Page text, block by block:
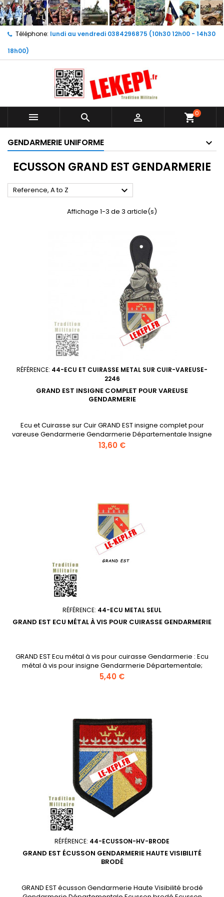
Téléphone: lundi au vendredi 0384296875 (10h30 12h00 - 14h30
18h00)
   shopping_cart0
GENDARMERIE UNIFORME
ECUSSON GRAND EST GENDARMERIE
Reference, A to Z 
Affichage 1-3 de 3 article(s)
RÉFÉRENCE: 44-ECU ET CUIRASSE METAL SUR CUIR-VAREUSE-
2246
GRAND EST INSIGNE COMPLET POUR VAREUSE
GENDARMERIE
Ecu et Cuirasse sur Cuir GRAND EST insigne complet pour
vareuse Gendarmerie Gendarmerie Départementale Insigne
sur cuir complet pour vareuse ou chemise Article
Prix
13,60 €
RÉFÉRENCE: 44-ECU METAL SEUL
GRAND EST ECU MÉTAL À VIS POUR CUIRASSE GENDARMERIE
GRAND EST Ecu métal à vis pour cuirasse Gendarmerie : Ecu
métal à vis pour insigne Gendarmerie Départementale;
Article d'uniforme réglementaire Gendarmerie; Ecu métal à
Prix
5,40 €
RÉFÉRENCE: 44-ECUSSON-HV-BRODE
GRAND EST ÉCUSSON GENDARMERIE HAUTE VISIBILITÉ
BRODÉ
GRAND EST écusson Gendarmerie Haute Visibilité brodé